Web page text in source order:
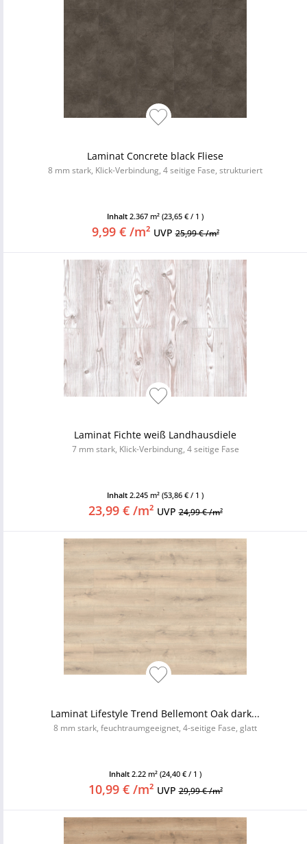
Laminat Concrete black Fliese
8 mm stark, Klick-Verbindung, 4 seitige Fase, strukturiert
Inhalt 2.367 m² (23,65 € / 1 )
9,99 € /m² UVP25,99 € /m²
Laminat Fichte weiß Landhausdiele
7 mm stark, Klick-Verbindung, 4 seitige Fase
Inhalt 2.245 m² (53,86 € / 1 )
23,99 € /m² UVP24,99 € /m²
Laminat Lifestyle Trend Bellemont Oak dark...
8 mm stark, feuchtraumgeeignet, 4-seitige Fase, glatt
Inhalt 2.22 m² (24,40 € / 1 )
10,99 € /m² UVP29,99 € /m²